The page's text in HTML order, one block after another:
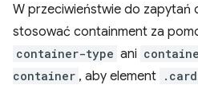
W przeciwieństwie do zapytań
stosować containment za
container-type ani
container , aby element .card